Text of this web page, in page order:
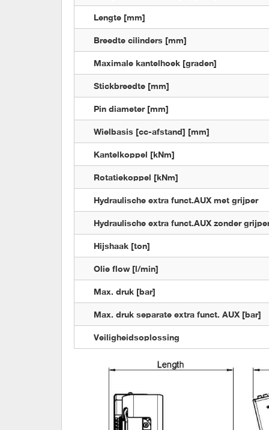
Lengte [mm]
Breedte cilinders [mm]
Maximale kantelhoek [graden]
Stickbreedte [mm]
Pin diameter [mm]
Wielbasis [cc-afstand] [mm]
Kantelkoppel [kNm]
Rotatiekoppel [kNm]
Hydraulische extra funct.AUX met grijper
Hydraulische extra funct.AUX zonder
Hijshaak [ton]
Olie flow [l/min]
Max. druk [bar]
Max. druk separate extra funct. AUX [bar]
Veiligheidsoplossing